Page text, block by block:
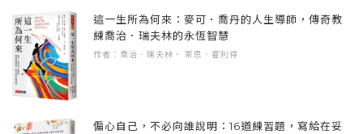
這一生所為何來：麥可．喬丹的人生導師，傳奇教
練喬治．瑞夫林的永恆智慧
作者：喬治．瑞夫林、 萊恩．霍利得
偏心自己，不必向誰說明：16道練習題，寫給在妥